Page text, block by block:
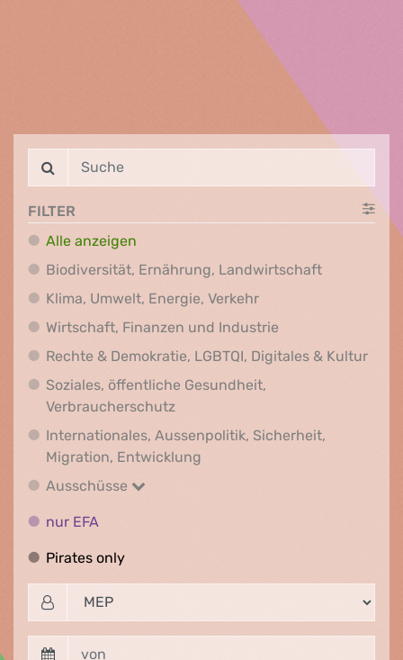
FILTER
Alle anzeigen
Biodiversität, Ernährung, Landwirtschaft
Klima, Umwelt, Energie, VerkehrKlima, Umwelt,
Wirtschaft, Finanzen und IndustrieWirtschaft,
Rechte & Demokratie, LGBTQI, Digitales & Kultur
Soziales, öffentliche Gesundheit,
VerbraucherschutzSoziales, öffentliche Gesundheit,
Internationales, Aussenpolitik, Sicherheit,
Migration, Entwicklung
Ausschüsse
Ausschüsse
nur EFA
Pirates onlyPirates only